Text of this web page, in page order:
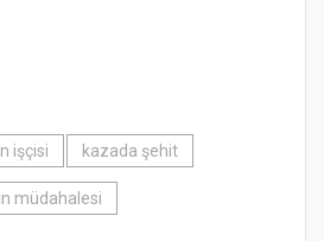
işçisi kazada şehit
müdahalesi